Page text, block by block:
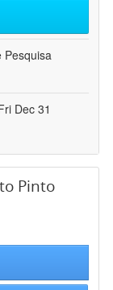
Pesquisa
Dec 31
Pinto